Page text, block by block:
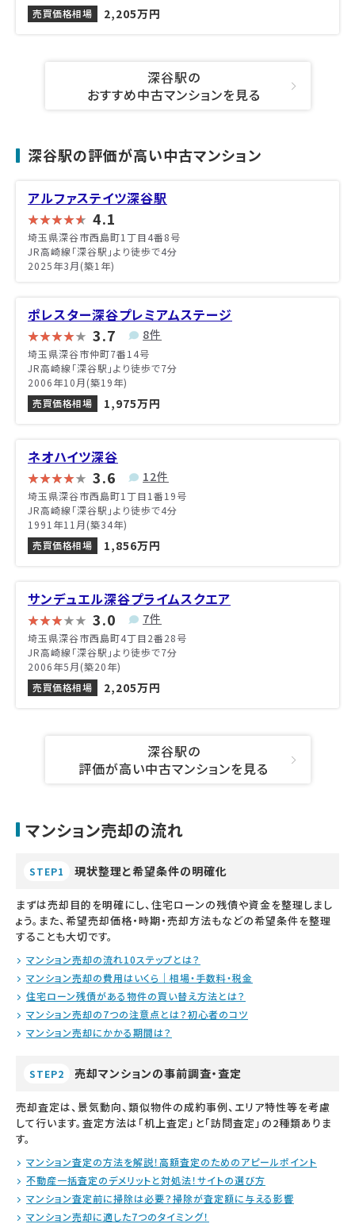
売買価格相場
2,205万円
深谷駅の
おすすめ中古マンションを見る
深谷駅の評価が高い中古マンション
アルファステイツ深谷駅
4.1
埼玉県深谷市西島町1丁目4番8号
JR高崎線「深谷駅」より徒歩で4分
2025年3月(築1年)
ポレスター深谷プレミアムステージ
3.7 8件
埼玉県深谷市仲町7番14号
JR高崎線「深谷駅」より徒歩で7分
2006年10月(築19年)
売買価格相場
1,975万円
ネオハイツ深谷
3.6 12件
埼玉県深谷市西島町1丁目1番19号
JR高崎線「深谷駅」より徒歩で4分
1991年11月(築34年)
売買価格相場
1,856万円
サンデュエル深谷プライムスクエア
3.0 7件
埼玉県深谷市西島町4丁目2番28号
JR高崎線「深谷駅」より徒歩で7分
2006年5月(築20年)
売買価格相場
2,205万円
深谷駅の
評価が高い中古マンションを見る
マンション売却の流れ
STEP1 現状整理と希望条件の明確化
まずは売却目的を明確にし、住宅ローンの残債や資金を整理しまし
ょう。また、希望売却価格・時期・売却方法もなどの希望条件を整理
することも大切です。
マンション売却の流れ10ステップとは？
マンション売却の費用はいくら｜相場・手数料・税金
住宅ローン残債がある物件の買い替え方法とは？
マンション売却の7つの注意点とは？初心者のコツ
マンション売却にかかる期間は？
STEP2 売却マンションの事前調査・査定
売却査定は、景気動向、類似物件の成約事例、エリア特性等を考慮
して行います。査定方法は「机上査定」と「訪問査定」の2種類ありま
す。
マンション査定の方法を解説！高額査定のためのアピールポイント
不動産一括査定のデメリットと対処法！サイトの選び方
マンション査定前に掃除は必要？掃除が査定額に与える影響
マンション売却に適した7つのタイミング！